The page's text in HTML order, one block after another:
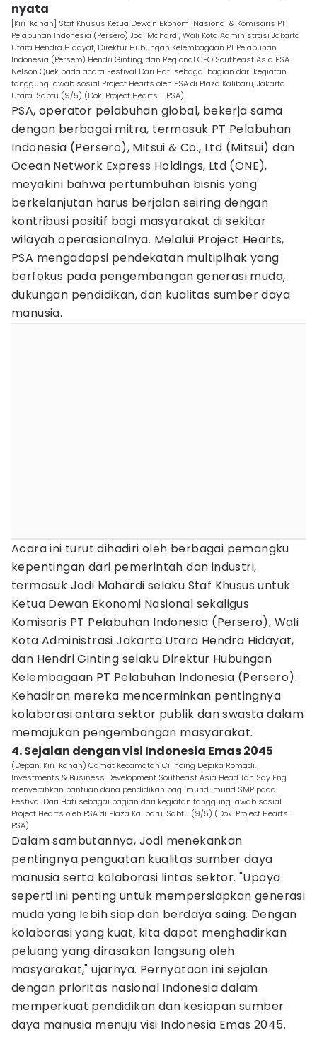
nyata
[Kiri-Kanan] Staf Khusus Ketua Dewan Ekonomi Nasional & Komisaris PT
Pelabuhan Indonesia (Persero) Jodi Mahardi, Wali Kota Administrasi Jakarta
Utara Hendra Hidayat, Direktur Hubungan Kelembagaan PT Pelabuhan
Indonesia (Persero) Hendri Ginting, dan Regional CEO Southeast Asia PSA
Nelson Quek pada acara Festival Dari Hati sebagai bagian dari kegiatan
tanggung jawab sosial Project Hearts oleh PSA di Plaza Kalibaru, Jakarta
Utara, Sabtu (9/5) (Dok. Project Hearts - PSA)
PSA, operator pelabuhan global, bekerja sama
dengan berbagai mitra, termasuk PT Pelabuhan
Indonesia (Persero), Mitsui & Co., Ltd (Mitsui) dan
Ocean Network Express Holdings, Ltd (ONE),
meyakini bahwa pertumbuhan bisnis yang
berkelanjutan harus berjalan seiring dengan
kontribusi positif bagi masyarakat di sekitar
wilayah operasionalnya. Melalui Project Hearts,
PSA mengadopsi pendekatan multipihak yang
berfokus pada pengembangan generasi muda,
dukungan pendidikan, dan kualitas sumber daya
manusia.
Acara ini turut dihadiri oleh berbagai pemangku
kepentingan dari pemerintah dan industri,
termasuk Jodi Mahardi selaku Staf Khusus untuk
Ketua Dewan Ekonomi Nasional sekaligus
Komisaris PT Pelabuhan Indonesia (Persero), Wali
Kota Administrasi Jakarta Utara Hendra Hidayat,
dan Hendri Ginting selaku Direktur Hubungan
Kelembagaan PT Pelabuhan Indonesia (Persero).
Kehadiran mereka mencerminkan pentingnya
kolaborasi antara sektor publik dan swasta dalam
memajukan pengembangan masyarakat.
4. Sejalan dengan visi Indonesia Emas 2045
(Depan, Kiri-Kanan) Camat Kecamatan Cilincing Depika Romadi,
Investments & Business Development Southeast Asia Head Tan Say Eng
menyerahkan bantuan dana pendidikan bagi murid-murid SMP pada
Festival Dari Hati sebagai bagian dari kegiatan tanggung jawab sosial
Project Hearts oleh PSA di Plaza Kalibaru, Sabtu (9/5) (Dok. Project Hearts -
PSA)
Dalam sambutannya, Jodi menekankan
pentingnya penguatan kualitas sumber daya
manusia serta kolaborasi lintas sektor. "Upaya
seperti ini penting untuk mempersiapkan generasi
muda yang lebih siap dan berdaya saing. Dengan
kolaborasi yang kuat, kita dapat menghadirkan
peluang yang dirasakan langsung oleh
masyarakat," ujarnya. Pernyataan ini sejalan
dengan prioritas nasional Indonesia dalam
memperkuat pendidikan dan kesiapan sumber
daya manusia menuju visi Indonesia Emas 2045.